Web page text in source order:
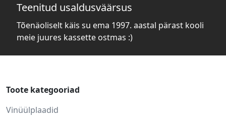
Teenitud usaldusväärsus
Tõenäoliselt käis su ema 1997. aastal pärast kooli
meie juures kassette ostmas :)
Toote kategooriad
Vinüülplaadid